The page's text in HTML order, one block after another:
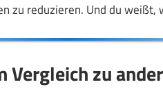
zu reduzieren. Und du
zu